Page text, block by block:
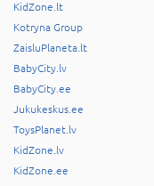
KidZone.lt
Kotryna Group
ZaisluPlaneta.lt
BabyCity.lv
BabyCity.ee
Jukukeskus.ee
ToysPlanet.lv
KidZone.lv
KidZone.ee